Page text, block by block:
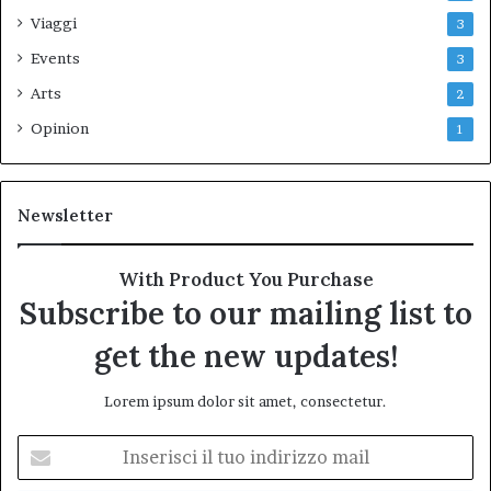
Viaggi 3
Events 3
Arts 2
Opinion 1
Newsletter
With Product You Purchase
Subscribe to our mailing list to
get the new updates!
Lorem ipsum dolor sit amet, consectetur.